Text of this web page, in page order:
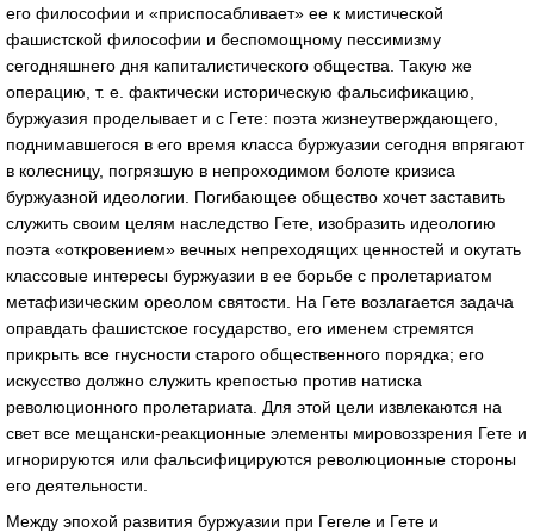
его философии и «приспосабливает» ее к мистической
фашистской философии и беспомощному пессимизму
сегодняшнего дня капиталистического общества. Такую же
операцию, т. е. фактически историческую фальсификацию,
буржуазия проделывает и с Гете: поэта жизнеутверждающего,
поднимавшегося в его время класса буржуазии сегодня впрягают
в колесницу, погрязшую в непроходимом болоте кризиса
буржуазной идеологии. Погибающее общество хочет заставить
служить своим целям наследство Гете, изобразить идеологию
поэта «откровением» вечных непреходящих ценностей и окутать
классовые интересы буржуазии в ее борьбе с пролетариатом
метафизическим ореолом святости. На Гете возлагается задача
оправдать фашистское государство, его именем стремятся
прикрыть все гнусности старого общественного порядка; его
искусство должно служить крепостью против натиска
революционного пролетариата. Для этой цели извлекаются на
свет все мещански-реакционные элементы мировоззрения Гете и
игнорируются или фальсифицируются революционные стороны
его деятельности.
Между эпохой развития буржуазии при Гегеле и Гете и